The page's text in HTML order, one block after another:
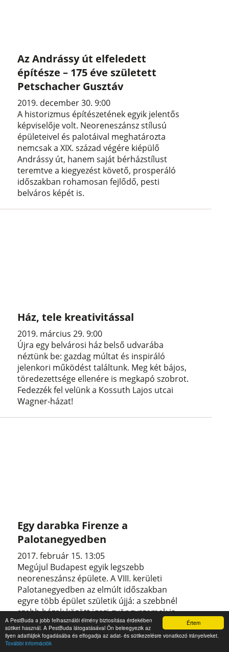
Értem
A PestBuda a jobb felhasználói élmény biztosítása érdekében
sütiket használ. A PestBuda látogatásával Ön beleegyezik az
ilyen adatfájlok fogadásába és elfogadja az adat- és sütikezelésre vonatkozó irányelveket.
További információk
Az Andrássy út elfeledett
építésze – 175 éve született
Petschacher Gusztáv
2019. december 30. 9:00
A historizmus építészetének egyik jelentős
képviselője volt. Neoreneszánsz stílusú
épületeivel és palotáival meghatározta
nemcsak a XIX. század végére kiépülő
Andrássy út, hanem saját bérházstílust
teremtve a kiegyezést követő, prosperáló
időszakban rohamosan fejlődő, pesti
belváros képét is.
Ház, tele kreativitással
2019. március 29. 9:00
Újra egy belvárosi ház belső udvarába
néztünk be: gazdag múltat és inspiráló
jelenkori működést találtunk. Meg két bájos,
töredezettsége ellenére is megkapó szobrot.
Fedezzék fel velünk a Kossuth Lajos utcai
Wagner-házat!
Egy darabka Firenze a
Palotanegyedben
2017. február 15. 13:05
Megújul Budapest egyik legszebb
neoreneszánsz épülete. A VIII. kerületi
Palotanegyedben az elmúlt időszakban
egyre több épület születik újjá: a szebbnél
szebb házak között igazi gyöngyszemek is
vannak. Ilyen a Krúdy utca 11. is, amely a
város egyik legszebb neoreneszánsz
házaként nemsokára teljesen új arcát